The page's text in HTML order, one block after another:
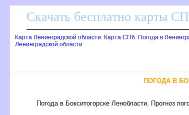
Скачать бесплатно карты
Карта Ленинградской области. Карта СПб. Погода в
Ленинградской области
ПОГОДА В
Погода в Бокситогорске Ленобласти. Прогноз